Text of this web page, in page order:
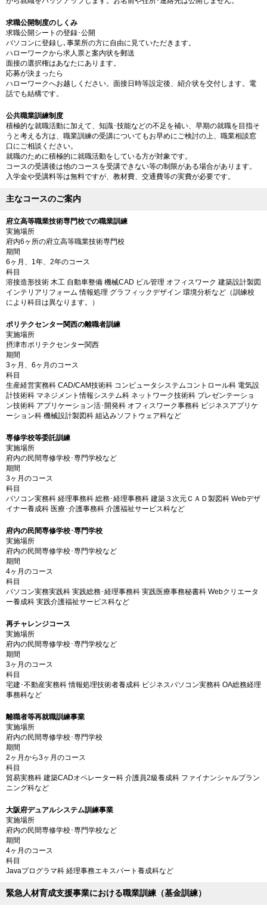
求職公開制度のしくみ
求職公開シートの登録･公開
パソコンに登録し､事業所の方に自由に見ていただきます。
ハローワークから求人票と案内状を郵送
面接の選択権はあなたにあります。
応募が決まったら
ハローワークへお越しください。面接日時等設定後、紹介状を交付します。電
話でも結構です。
公共職業訓練制度
積極的な就職活動に加えて、知識･技能などの不足を補い、早期の就職を目指そ
うと考える方は、職業訓練の受講についてもお早めにご検討の上、職業相談窓
口にご相談ください。
就職のために積極的に就職活動をしている方が対象です。
コースの受講後は他のコースを受講できない等の制限がある場合があります。
入学金や受講料等は無料ですが、教材費、交通費等の実費が必要です。
主なコースのご案内
府立高等職業技術専門校での職業訓練
実施場所
府内6ヶ所の府立高等職業技術専門校
期間
6ヶ月、1年、2年のコース
科目
溶接造形技術 木工 自動車整備 機械CAD ビル管理 オフィスワーク 建築設計製図
インテリアリフォーム 情報処理 グラフィックデザイン 環境分析など（訓練校
により科目は異なります。）
ポリテクセンター関西の離職者訓練
実施場所
摂津市ポリテクセンター関西
期間
3ヶ月、6ヶ月のコース
科目
生産経営実務科 CAD/CAM技術科 コンピュータシステムコントロール科 電気設
計技術科 マネジメント情報システム科 ネットワーク技術科 プレゼンテーショ
ン技術科 アプリケーション活･開発科 オフィスワーク事務科 ビジネスアプリケ
ーション科 機械設計製図科 組込みソフトウェア科など
専修学校等委託訓練
実施場所
府内の民間専修学校･専門学校など
期間
3ヶ月のコース
科目
パソコン実務科 経理事務科 総務･経理事務科 建築３次元ＣＡＤ製図科 Webデザ
イナー養成科 医療･介護事務科 介護福祉サービス科など
府内の民間専修学校･専門学校
実施場所
府内の民間専修学校･専門学校など
期間
4ヶ月のコース
科目
パソコン実務実践科 実践総務･経理事務科 実践医療事務秘書科 Webクリエータ
ー養成科 実践介護福祉サービス科など
再チャレンジコース
実施場所
府内の民間専修学校･専門学校など
期間
3ヶ月のコース
科目
宅建･不動産実務科 情報処理技術者養成科 ビジネスパソコン実務科 OA総務経理
事務科など
離職者等再就職訓練事業
実施場所
府内の民間専修学校･専門学校
期間
2ヶ月から3ヶ月のコース
科目
貿易実務科 建築CADオペレーター科 介護員2級養成科 ファイナンシャルプラン
ニング科など
大阪府デュアルシステム訓練事業
実施場所
府内の民間専修学校･専門学校など
期間
4ヶ月のコース
科目
Javaプログラマ科 経理事務エキスパート養成科など
緊急人材育成支援事業における職業訓練（基金訓練）